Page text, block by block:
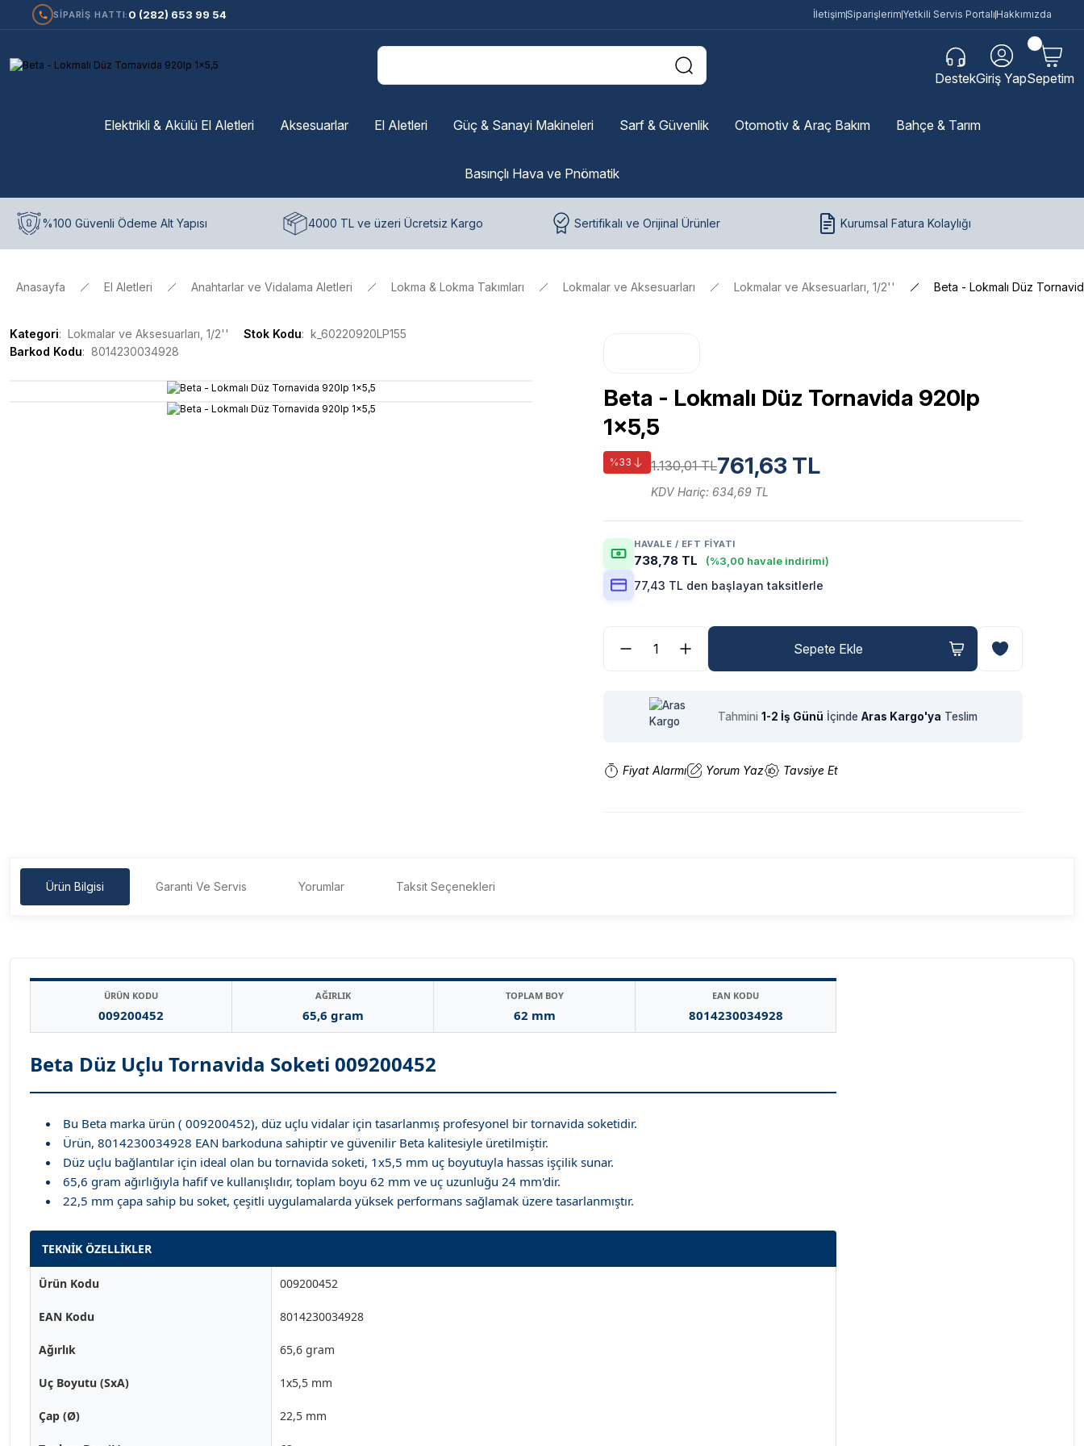
SİPARİŞ HATTI: 0 (282) 653 99 54 İletişimSiparişlerim Yetkili Servis Portalı Hakkımızda
DestekGiriş YapSepetim
Elektrikli & Akülü El Aletleri Aksesuarlar El Aletleri Güç & Sanayi Makineleri Sarf & Güvenlik Otomotiv & Araç Bakım Bahçe & Tarım
Basınçlı Hava ve Pnömatik
%100 Güvenli Ödeme Alt Yapısı 4000 TL ve üzeri Ücretsiz Kargo Sertifikalı ve Orijinal Ürünler Kurumsal Fatura Kolaylığı
Anasayfa El Aletleri Anahtarlar ve Vidalama Aletleri Lokma & Lokma Takımları Lokmalar ve Aksesuarları Lokmalar ve Aksesuarları, 1/2'' Beta - Lokmalı Düz
Kategori Lokmalar ve Aksesuarları, 1/2'' Stok Kodu
k_60220920LP155
Barkod Kodu
8014230034928
Beta - Lokmalı Düz Tornavida 920lp
1x5,5
%33 1.130,01 TL761,63 TL
KDV Hariç: 634,69 TL
HAVALE / EFT FIYATI
738,78 TL (%3,00 havale indirimi)
77,43 TL den başlayan taksitlerle
Sepete Ekle
Tahmini 1-2 İş Günü İçinde Aras Kargo'ya Teslim
Fiyat Alarmı Yorum Yaz Tavsiye Et
Ürün Bilgisi Garanti Ve Servis Yorumlar Taksit Seçenekleri
ÜRÜN KODU
009200452
AĞIRLIK
65,6 gram
TOPLAM BOY
62 mm
EAN KODU
8014230034928
Beta Düz Uçlu Tornavida Soketi 009200452
Bu Beta marka ürün ( 009200452), düz uçlu vidalar için tasarlanmış profesyonel bir tornavida soketidir.
Ürün, 8014230034928 EAN barkoduna sahiptir ve güvenilir Beta kalitesiyle üretilmiştir.
Düz uçlu bağlantılar için ideal olan bu tornavida soketi, 1x5,5 mm uç boyutuyla hassas işçilik sunar.
65,6 gram ağırlığıyla hafif ve kullanışlıdır, toplam boyu 62 mm ve uç uzunluğu 24 mm'dir.
22,5 mm çapa sahip bu soket, çeşitli uygulamalarda yüksek performans sağlamak üzere tasarlanmıştır.
TEKNİK ÖZELLİKLER
Ürün Kodu 009200452
EAN Kodu 8014230034928
Ağırlık 65,6 gram
Uç Boyutu (SxA) 1x5,5 mm
Çap (Ø) 22,5 mm